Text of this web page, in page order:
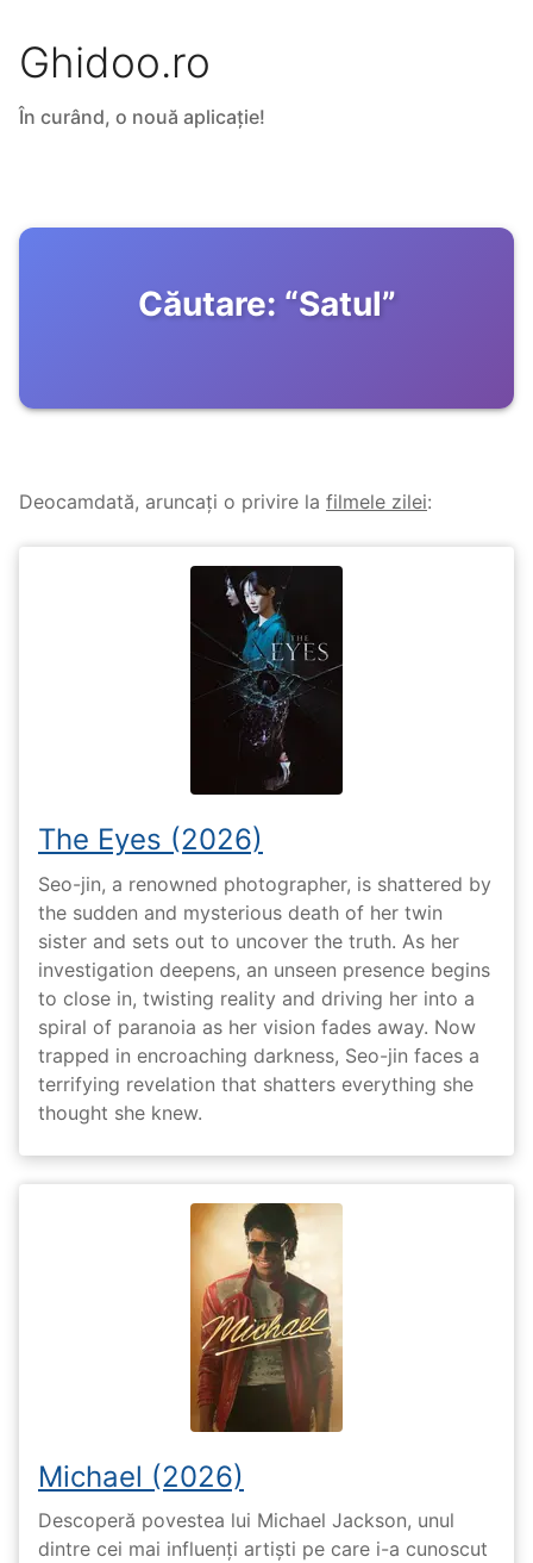
Ghidoo.ro
În curând, o nouă aplicație!
Căutare: “Satul”
Deocamdată, aruncați o privire la filmele zilei:
The Eyes (2026)
Seo-jin, a renowned photographer, is shattered by
the sudden and mysterious death of her twin
sister and sets out to uncover the truth. As her
investigation deepens, an unseen presence begins
to close in, twisting reality and driving her into a
spiral of paranoia as her vision fades away. Now
trapped in encroaching darkness, Seo-jin faces a
terrifying revelation that shatters everything she
thought she knew.
Michael (2026)
Descoperă povestea lui Michael Jackson, unul
dintre cei mai influenți artiști pe care i-a cunoscut